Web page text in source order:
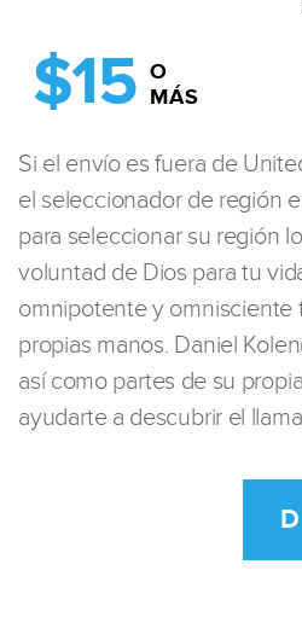
$15 O
MÁS
Si el envío es fuera de
el seleccionador de región
para seleccionar su región
voluntad de Dios para tu
omnipotente y omnisciente
propias manos. Daniel
así como partes de su
ayudarte a descubrir el